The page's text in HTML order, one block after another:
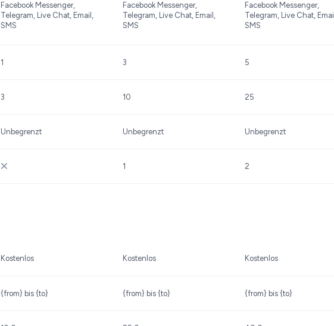
Facebook Messenger,
Telegram, Live Chat, Email,
SMS
Facebook Messenger,
Telegram, Live Chat, Email,
SMS
Facebook Messenger,
Telegram, Live Chat,
SMS
1 3 5
3 10 25
Unbegrenzt Unbegrenzt Unbegrenzt
1 2
Kostenlos Kostenlos Kostenlos
{from} bis {to} {from} bis {to} {from} bis {to}